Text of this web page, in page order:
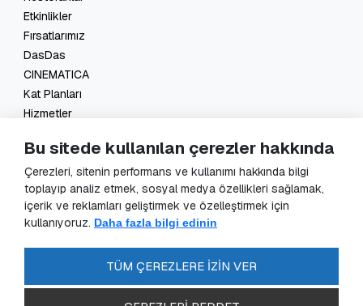
Etkinlikler
Fırsatlarımız
DasDas
CINEMATICA
Kat Planları
Hizmetler
KVKK Başvuru
KVKK Aydınlatma Metni
Veri Sorumlusu Başvuru Formu
Güvenlik Kameraları Aydınlatma Metni
SSS
Bu sitede kullanılan çerezler hakkında
Çerezleri, sitenin performans ve kullanımı hakkında bilgi
toplayıp analiz etmek, sosyal medya özellikleri sağlamak,
içerik ve reklamları geliştirmek ve özelleştirmek için
kullanıyoruz. Daha fazla bilgi edinin
TÜM ÇEREZLERE İZİN VER